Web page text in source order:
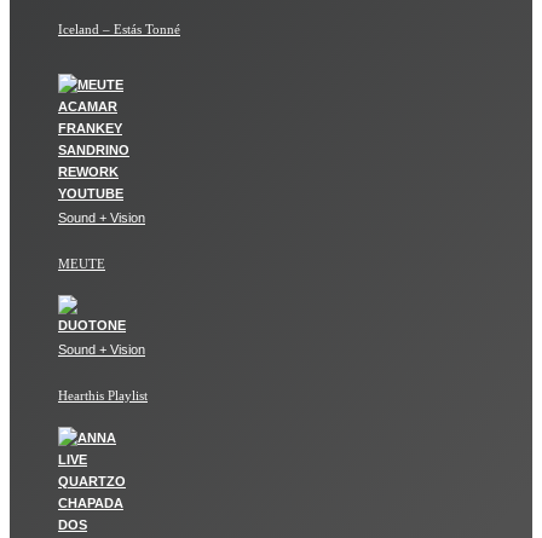
Iceland – Estás Tonné
Sound + Vision
MEUTE
Sound + Vision
Hearthis Playlist